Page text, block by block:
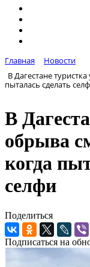
Главная
Новости
В Дагестане
пыталась сделать
В
обрыва
когда
селфи
Поделиться
Подписаться на